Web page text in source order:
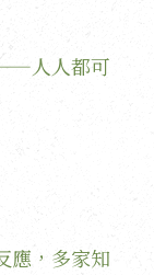
人人都可
應，多家知